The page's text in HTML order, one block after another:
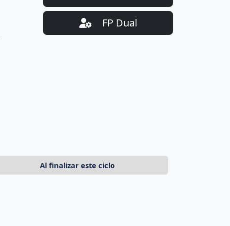
FP Dual
Al finalizar este ciclo